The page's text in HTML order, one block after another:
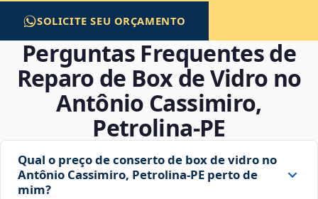
SOLICITE SEU ORÇAMENTO
Perguntas Frequentes de
Reparo de Box de Vidro no
Antônio Cassimiro,
Petrolina‑PE
Qual o preço de conserto de box de vidro no
Antônio Cassimiro, Petrolina‑PE perto de
mim?